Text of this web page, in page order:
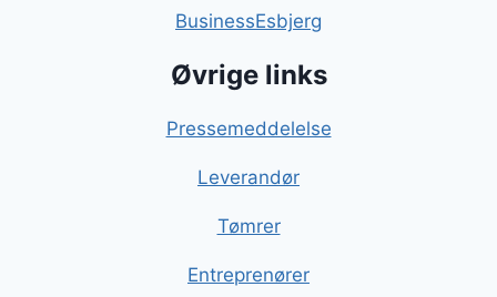
BusinessEsbjerg
Øvrige links
Pressemeddelelse
Leverandør
Tømrer
Entreprenører